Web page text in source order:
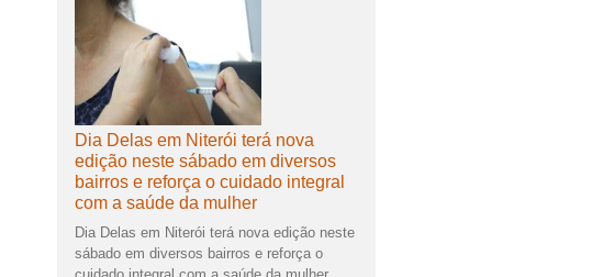
Dia Delas em Niterói terá nova
edição neste sábado em diversos
bairros e reforça o cuidado integral
com a saúde da mulher
Dia Delas em Niterói terá nova edição neste
sábado em diversos bairros e reforça o